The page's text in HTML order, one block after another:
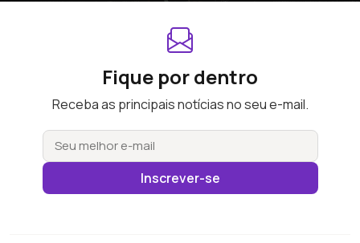
Fique por dentro
Receba as principais notícias no seu e-mail.
Inscrever-se